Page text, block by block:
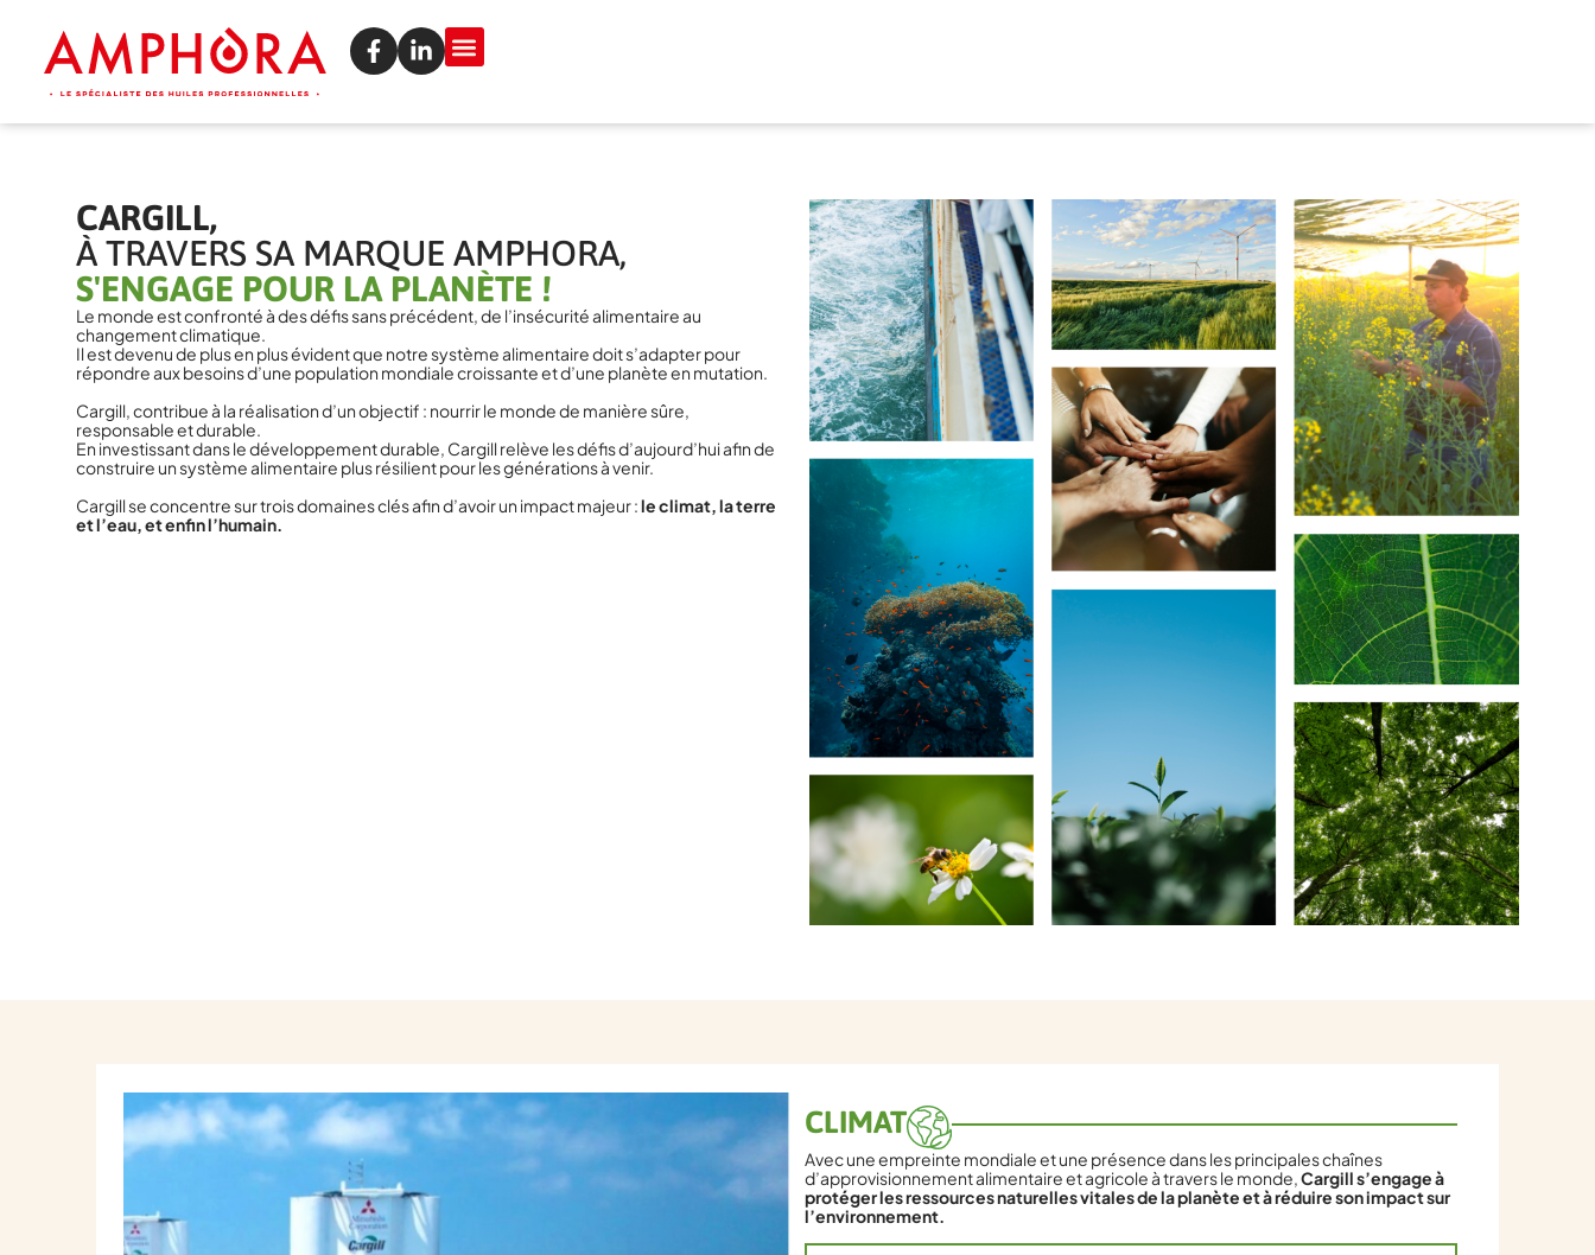
CARGILL,
À TRAVERS SA MARQUE AMPHORA,
S'ENGAGE POUR LA PLANÈTE !
Le monde est confronté à des défis sans précédent, de l’insécurité alimentaire au
changement climatique.
Il est devenu de plus en plus évident que notre système alimentaire doit s’adapter pour
répondre aux besoins d’une population mondiale croissante et d’une planète en mutation.
Cargill, contribue à la réalisation d’un objectif : nourrir le monde de manière sûre,
responsable et durable.
En investissant dans le développement durable, Cargill relève les défis d’aujourd’hui afin de
construire un système alimentaire plus résilient pour les générations à venir.
Cargill se concentre sur trois domaines clés afin d’avoir un impact majeur :le climat, la terre
et l’eau, et enfin l’humain.
CLIMAT
Avec une empreinte mondiale et une présence dans les principales chaînes
d’approvisionnement alimentaire et agricole à travers le monde,Cargill s’engage à
protéger les ressources naturelles vitales de la planète et à réduire son impact sur
l’environnement.